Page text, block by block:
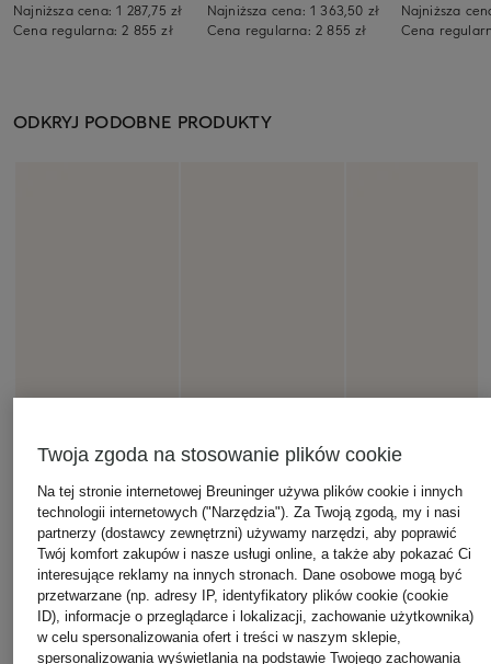
Najniższa cena:1 287,75 zł
Cena regularna:2 855 zł
Najniższa cena: 1 363,50 zł
Cena regularna: 2 855 zł
Najniższa
Cena
ODKRYJ PODOBNE PRODUKTY
Twoja zgoda na stosowanie plików cookie
Na tej stronie internetowej Breuninger używa plików cookie i innych
technologii internetowych ("Narzędzia"). Za Twoją zgodą, my i nasi
partnerzy (dostawcy zewnętrzni) używamy narzędzi, aby poprawić
Twój komfort zakupów i nasze usługi online, a także aby pokazać Ci
interesujące reklamy na innych stronach. Dane osobowe mogą być
przetwarzane (np. adresy IP, identyfikatory plików cookie (cookie
ID), informacje o przeglądarce i lokalizacji, zachowanie użytkownika)
w celu spersonalizowania ofert i treści w naszym sklepie,
spersonalizowania wyświetlania na podstawie Twojego zachowania